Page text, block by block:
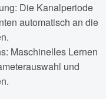
Die Kanalperiode
automatisch an die
Maschinelles Lernen
und